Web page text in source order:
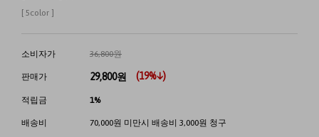
[ 5color ]
소비자가 36,800원
판매가 29,800원 (19%↓)
적립금 1%
배송비 70,000원 미만시 배송비 3,000원 청구